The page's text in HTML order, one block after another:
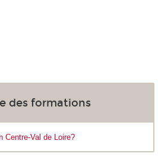
des formations
Centre-Val de Loire?